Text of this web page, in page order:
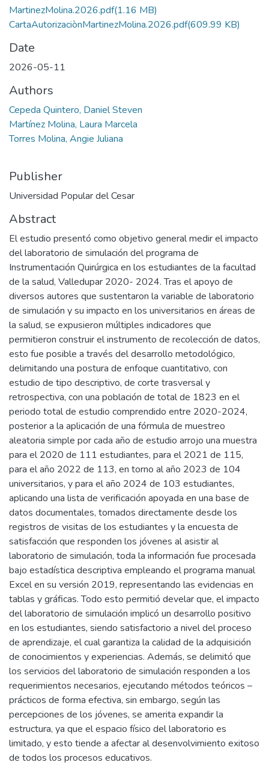
MartinezMolina.2026.pdf(1.16 MB)
CartaAutorizaciònMartinezMolina.2026.pdf(609.99 KB)
Date
2026-05-11
Authors
Cepeda Quintero, Daniel Steven
Martínez Molina, Laura Marcela
Torres Molina, Angie Juliana
Publisher
Universidad Popular del Cesar
Abstract
El estudio presentó como objetivo general medir el impacto
del laboratorio de simulación del programa de
Instrumentación Quirúrgica en los estudiantes de la facultad
de la salud, Valledupar 2020- 2024. Tras el apoyo de
diversos autores que sustentaron la variable de laboratorio
de simulación y su impacto en los universitarios en áreas de
la salud, se expusieron múltiples indicadores que
permitieron construir el instrumento de recolección de datos,
esto fue posible a través del desarrollo metodológico,
delimitando una postura de enfoque cuantitativo, con
estudio de tipo descriptivo, de corte trasversal y
retrospectiva, con una población de total de 1823 en el
periodo total de estudio comprendido entre 2020-2024,
posterior a la aplicación de una fórmula de muestreo
aleatoria simple por cada año de estudio arrojo una muestra
para el 2020 de 111 estudiantes, para el 2021 de 115,
para el año 2022 de 113, en torno al año 2023 de 104
universitarios, y para el año 2024 de 103 estudiantes,
aplicando una lista de verificación apoyada en una base de
datos documentales, tomados directamente desde los
registros de visitas de los estudiantes y la encuesta de
satisfacción que responden los jóvenes al asistir al
laboratorio de simulación, toda la información fue procesada
bajo estadística descriptiva empleando el programa manual
Excel en su versión 2019, representando las evidencias en
tablas y gráficas. Todo esto permitió develar que, el impacto
del laboratorio de simulación implicó un desarrollo positivo
en los estudiantes, siendo satisfactorio a nivel del proceso
de aprendizaje, el cual garantiza la calidad de la adquisición
de conocimientos y experiencias. Además, se delimitó que
los servicios del laboratorio de simulación responden a los
requerimientos necesarios, ejecutando métodos teóricos –
prácticos de forma efectiva, sin embargo, según las
percepciones de los jóvenes, se amerita expandir la
estructura, ya que el espacio físico del laboratorio es
limitado, y esto tiende a afectar al desenvolvimiento exitoso
de todos los procesos educativos.